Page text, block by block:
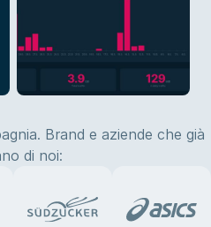
Brand e aziende che già
di noi: